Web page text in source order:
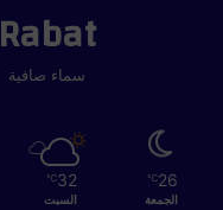
Rabat
سماء صافية
26
℃
الجمعة
32
℃
السبت